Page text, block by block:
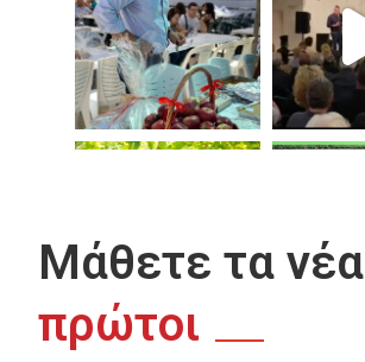
Μάθετε τα νέα
πρώτοι